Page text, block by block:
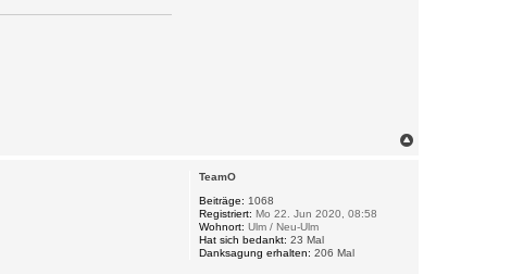
TeamO
Beiträge: 1068
Registriert: Mo 22. Jun 2020, 08:58
Wohnort: Ulm / Neu-Ulm
Hat sich bedankt: 23 Mal
Danksagung erhalten: 206 Mal